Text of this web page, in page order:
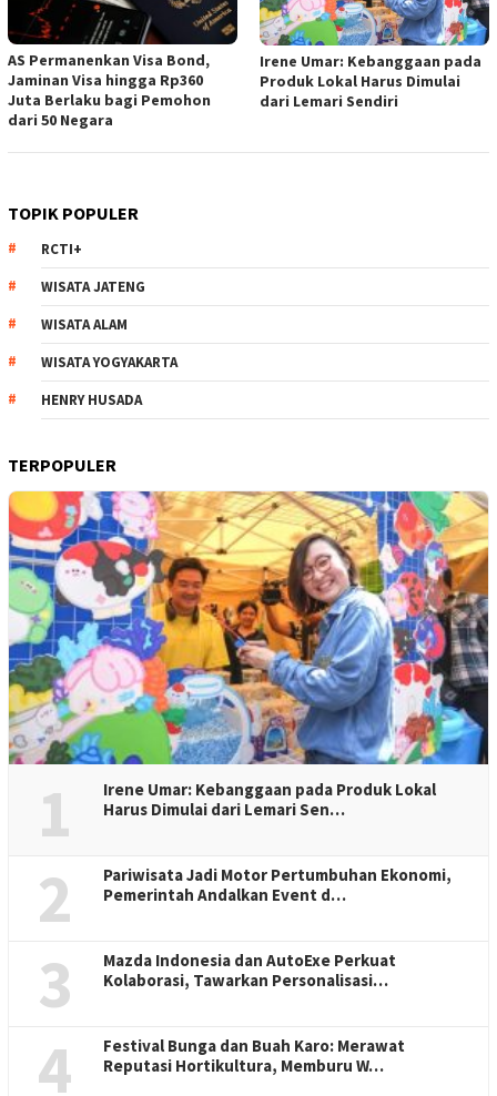
AS Permanenkan Visa Bond,
Jaminan Visa hingga Rp360
Juta Berlaku bagi Pemohon
dari 50 Negara
Irene Umar: Kebanggaan pada
Produk Lokal Harus Dimulai
dari Lemari Sendiri
TOPIK POPULER
RCTI+
WISATA JATENG
WISATA ALAM
WISATA YOGYAKARTA
HENRY HUSADA
TERPOPULER
1
Irene Umar: Kebanggaan pada Produk Lokal
Harus Dimulai dari Lemari Sen…
2
Pariwisata Jadi Motor Pertumbuhan Ekonomi,
Pemerintah Andalkan Event d…
3
Mazda Indonesia dan AutoExe Perkuat
Kolaborasi, Tawarkan Personalisasi…
4
Festival Bunga dan Buah Karo: Merawat
Reputasi Hortikultura, Memburu W…